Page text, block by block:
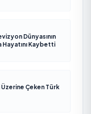
Dünyasının
Hayatını Kaybetti
Çeken Türk